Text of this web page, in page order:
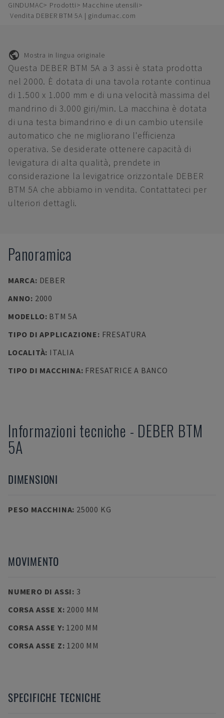
GINDUMAC Prodotti
Macchine utensili
Vendita DEBER BTM 5A | gindumac.com
Mostra in lingua originale
Questa DEBER BTM 5A a 3 assi è stata prodotta
nel 2000. È dotata di una tavola rotante continua
di 1.500 x 1.000 mm e di una velocità massima del
mandrino di 3.000 giri/min. La macchina è dotata
di una testa bimandrino e di un cambio utensile
automatico che ne migliorano l'efficienza
operativa. Se desiderate ottenere capacità di
levigatura di alta qualità, prendete in
considerazione la levigatrice orizzontale DEBER
BTM 5A che abbiamo in vendita. Contattateci per
ulteriori dettagli.
Panoramica
MARCA: DEBER
ANNO: 2000
MODELLO: BTM 5A
TIPO DI APPLICAZIONE: FRESATURA
LOCALITÀ: ITALIA
TIPO DI MACCHINA: FRESATRICE A BANCO
Informazioni tecniche - DEBER BTM
5A
DIMENSIONI
PESO MACCHINA: 25000 KG
MOVIMENTO
NUMERO DI ASSI: 3
CORSA ASSE X: 2000 MM
CORSA ASSE Y: 1200 MM
CORSA ASSE Z: 1200 MM
SPECIFICHE TECNICHE